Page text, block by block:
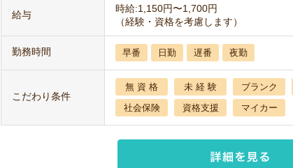
給与
時給:1,150円〜1,700円
（経験・資格を考慮します）
勤務時間 早番 日勤 遅番 夜勤
こだわり条件
無 資 格 未 経 験 ブランク
社会保険
資格支援 マイカー